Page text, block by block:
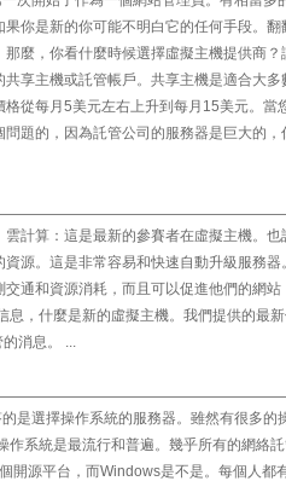
你是新的你可能不明白它的任何手段。
麼，你看什麼時候選擇虛擬主機提供商
享主機或託管帳戶。共享主機是適合大
從每月5美元左右上升到每月15美元。當
題的，因為託管公司的服務器是巨大的
計算：這是最新的參賽者在虛擬主機。
源。這是非常容易和快速自動升級服務器
通和資源消耗，而且可以促進他們的網
，什麼是新的虛擬主機。我們提供的最
消息。 ...
是選擇操作系統的服務器。雖然有很多
系統是最流行和普遍。幾乎所有的網絡
開源平台，而Windows是不是。每個人都